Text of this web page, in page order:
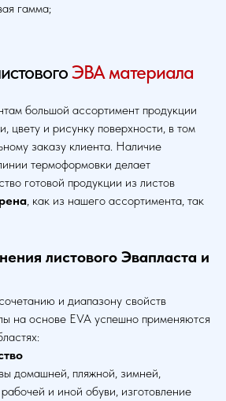
гамма;
ЭВА материала
большой ассортимент продукции
цвету и рисунку поверхности, в том
заказу клиента. Наличие
термоформовки делает
готовой продукции из листов
, как из нашего ассортимента, так
листового Эвапласта и
и диапазону свойств
на основе EVA успешно применяются
домашней, пляжной, зимней,
и иной обуви, изготовление